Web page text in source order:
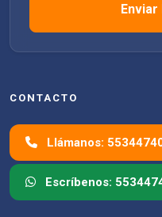
Enviar
CONTACTO
Llámanos:
Escríbenos: